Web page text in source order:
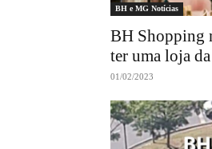
BH e MG Notícias
BH Shopping
ter uma loja
01/02/2023